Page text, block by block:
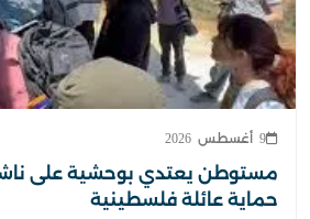
9 أغسطس 2026
مستوطن يعتدي بوحشية على
حماية عائلة فلسطينية